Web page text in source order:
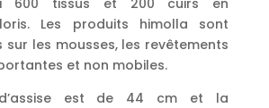
600 tissus et 200 cuirs en
Les produits himolla sont
sur les mousses, les revêtements
et non mobiles.
est de 44 cm et la